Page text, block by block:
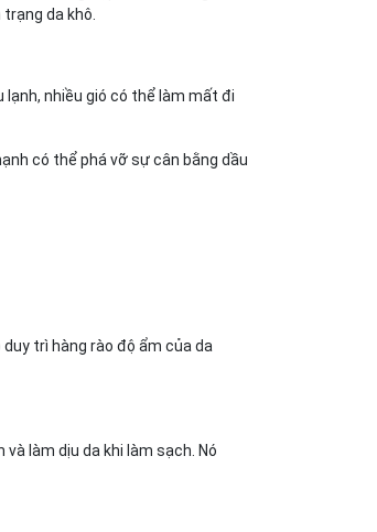
da khô.
lạnh, nhiều gió có thể làm mất đi
có thể phá vỡ sự cân bằng dầu
trì hàng rào độ ẩm của da
làm dịu da khi làm sạch. Nó